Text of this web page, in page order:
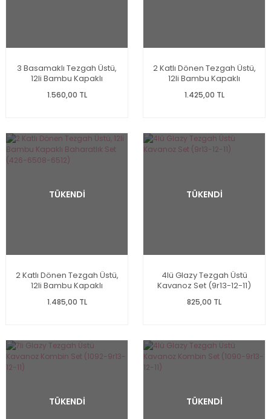
3 Basamaklı Tezgah Üstü,
12li Bambu Kapaklı
(330-6508-6510-6512)
1.560,00 TL
2 Katlı Dönen Tezgah Üstü,
12li Bambu Kapaklı
6510)
1.425,00 TL
TÜKENDİ
2 Katlı Dönen Tezgah Üstü,
12li Bambu Kapaklı
6512)
1.485,00 TL
TÜKENDİ
4lü Glazy Tezgah Üstü
Kavanoz Set (9r13-12-11)
825,00 TL
TÜKENDİ TÜKENDİ